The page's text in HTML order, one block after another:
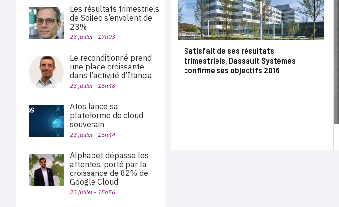
Satisfait de ses résultats
trimestriels, Dassault Systèmes
confirme ses objectifs 2016
Les résultats trimestriels
de Soitec s’envolent de
23%
23 juillet - 17h03
Le reconditionné prend
une place croissante
dans l’activité d’Itancia
23 juillet - 16h48
Atos lance sa
plateforme de cloud
souverain
23 juillet - 16h44
Alphabet dépasse les
attentes, porté par la
croissance de 82% de
Google Cloud
23 juillet - 15h56